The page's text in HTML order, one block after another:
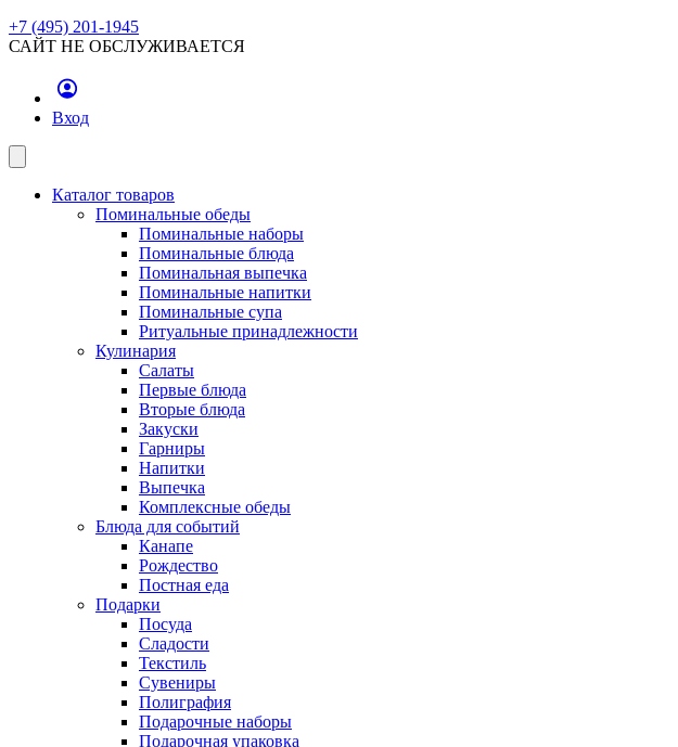
+7 (495) 201-1945
САЙТ НЕ ОБСЛУЖИВАЕТСЯ
Вход
Каталог товаров
Поминальные обеды
Поминальные наборы
Поминальные блюда
Поминальная выпечка
Поминальные напитки
Поминальные супа
Ритуальные принадлежности
Кулинария
Салаты
Первые блюда
Вторые блюда
Закуски
Гарниры
Напитки
Выпечка
Комплексные обеды
Блюда для событий
Канапе
Рождество
Постная еда
Подарки
Посуда
Сладости
Текстиль
Сувениры
Полиграфия
Подарочные наборы
Подарочная упаковка